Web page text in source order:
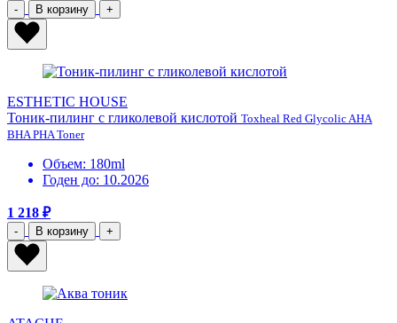
- В корзину +
ESTHETIC HOUSE
Тоник-пилинг с гликолевой кислотой Toxheal Red Glycolic AHA
BHA PHA Toner
Объем: 180ml
Годен до: 10.2026
1 218 ₽
- В корзину +